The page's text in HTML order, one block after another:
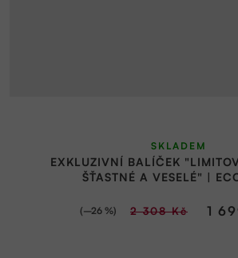
EXKLUZIVNÍ BALÍČEK
ŠŤASTNÉ A VESELÉ" |
SKLADEM
1
2 308 Kč
(–26 %)